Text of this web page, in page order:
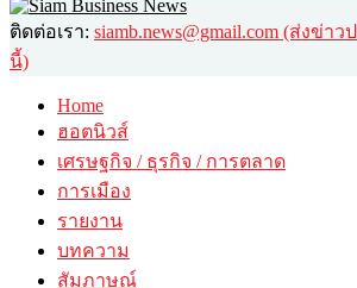
ติดต่อเรา: siamb.news@gmail.com (ส่งข่
นี้)
Home
ฮอตนิวส์
เศรษฐกิจ / ธุรกิจ / การตลาด
การเมือง
รายงาน
บทความ
สัมภาษณ์